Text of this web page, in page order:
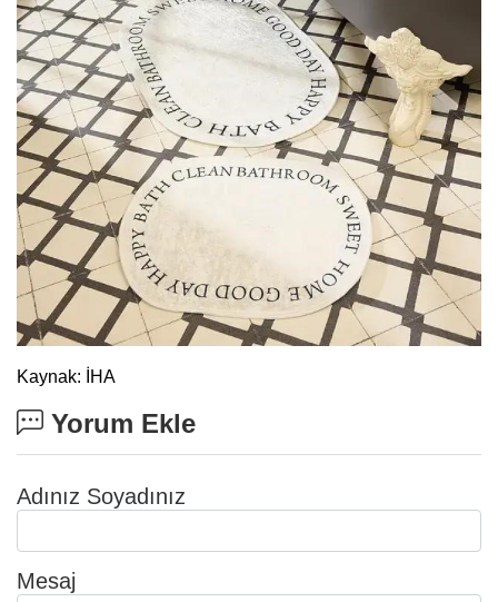
Kaynak: İHA
Yorum Ekle
Adınız Soyadınız
Mesaj